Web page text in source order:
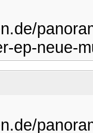
ep-neue-